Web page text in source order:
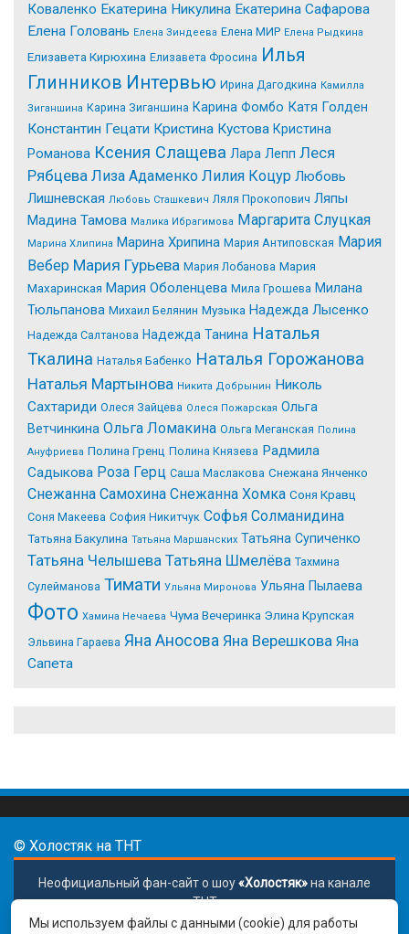
Коваленко Екатерина Никулина Екатерина Сафарова
Елена Головань Елена Зиндеева Елена МИР Елена Рыдкина
Елизавета Кирюхина Елизавета Фросина Илья
Глинников Интервью Ирина Дагодкина Камилла
Зиганшина Карина Зиганшина Карина Фомбо Катя Голден
Константин Гецати Кристина Кустова Кристина
Романова Ксения Слащева Лара Лепп Леся
Рябцева Лиза Адаменко Лилия Коцур Любовь
Лишневская Любовь Сташкевич Ляля Прокопович Ляпы
Мадина Тамова Малика Ибрагимова Маргарита Слуцкая
Марина Хлипина Марина Хрипина Мария Антиповская Мария
Вебер Мария Гурьева Мария Лобанова Мария
Махаринская Мария Оболенцева Мила Грошева Милана
Тюльпанова Михаил Белянин Музыка Надежда Лысенко
Надежда Салтанова Надежда Танина Наталья
Tкалина Наталья Бабенко Наталья Горожанова
Наталья Мартынова Никита Добрынин
Николь
Сахтариди Олеся Зайцева Олеся Пожарская Ольга
Ветчинкина Ольга Ломакина Ольга Меганская Полина
Ануфриева Полина Гренц Полина Князева Радмила
Садыкова Роза Герц Саша Маслакова Снежана Янченко
Снежанна Самохина Снежанна Хомка Соня Кравц
Соня Макеева София Никитчук Софья Солманидина
Татьяна Бакулина Татьяна Маршанских Татьяна Супиченко
Татьяна Челышева Татьяна Шмелёва Тахмина
Сулейманова Тимати Ульяна Миронова Ульяна Пылаева
Фото Хамина Нечаева Чума Вечеринка Элина Крупская
Эльвина Гараева Яна Аносова Яна Верешкова Яна
Сапета
© Холостяк на ТНТ
Неофициальный фан-сайт о шоу«Холостяк»на канале
ТНТ
Политика конфиденциальности|По всем вопросам:
Мы используем файлы с данными (cookie) для работы